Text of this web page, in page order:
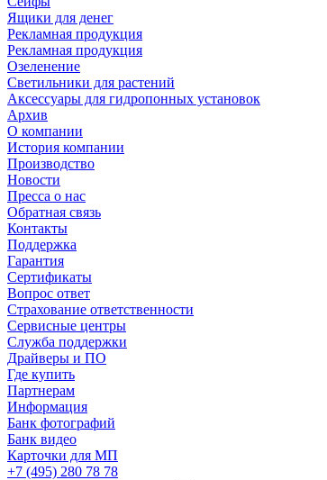
Ящики для денег
Рекламная продукция
Рекламная продукция
Озеленение
Светильники для растений
Аксессуары для гидропонных установок
Архив
О компании
История компании
Производство
Новости
Пресса о нас
Обратная связь
Контакты
Поддержка
Гарантия
Сертификаты
Вопрос ответ
Страхование ответственности
Сервисные центры
Служба поддержки
Драйверы и ПО
Где купить
Партнерам
Информация
Банк фотографий
Банк видео
Карточки для МП
+7 (495) 280 78 78